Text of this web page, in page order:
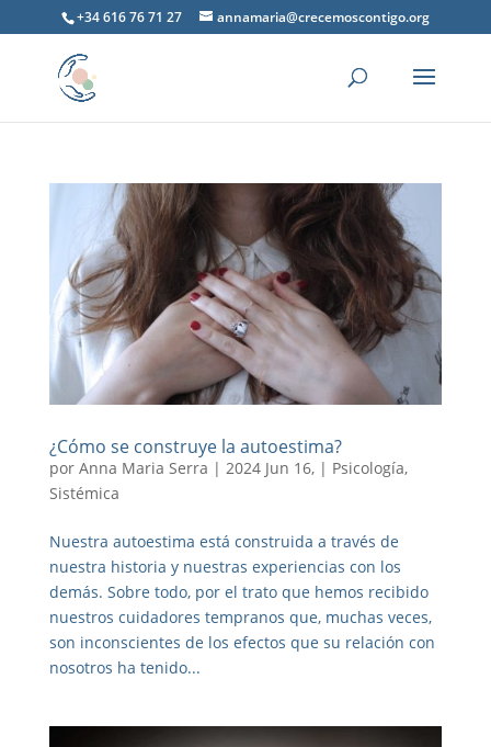
+34 616 76 71 27 annamaria@crecemoscontigo.org
¿Cómo se construye la autoestima?
por Anna Maria Serra | 2024 Jun 16,| Psicología,
Sistémica
Nuestra autoestima está construida a través de
nuestra historia y nuestras experiencias con los
demás. Sobre todo, por el trato que hemos recibido
nuestros cuidadores tempranos que, muchas veces,
son inconscientes de los efectos que su relación con
nosotros ha tenido...